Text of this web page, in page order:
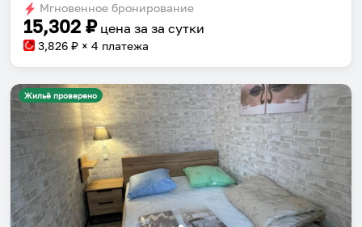
Мгновенное бронирование
15,302 ₽ цена за за сутки
3,826 ₽ × 4 платежа
Жильё проверено